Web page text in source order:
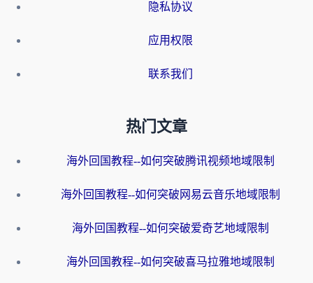
隐私协议
应用权限
联系我们
热门文章
海外回国教程--如何突破腾讯视频地域限制
海外回国教程--如何突破网易云音乐地域限制
海外回国教程--如何突破爱奇艺地域限制
海外回国教程--如何突破喜马拉雅地域限制